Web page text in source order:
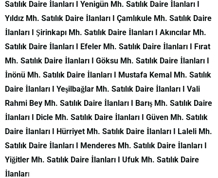
Satılık Daire İlanları I Yenigün Mh. Satılık Daire İlanları I
Yıldız Mh. Satılık Daire İlanları I Çamlıkule Mh. Satılık Daire
İlanları I Şirinkapı Mh. Satılık Daire İlanları I Akıncılar Mh.
Satılık Daire İlanları I Efeler Mh. Satılık Daire İlanları I Fırat
Mh. Satılık Daire İlanları I Göksu Mh. Satılık Daire İlanları I
İnönü Mh. Satılık Daire İlanları I Mustafa Kemal Mh. Satılık
Daire İlanları I Yeşilbağlar Mh. Satılık Daire İlanları I Vali
Rahmi Bey Mh. Satılık Daire İlanları I Barış Mh. Satılık Daire
İlanları I Dicle Mh. Satılık Daire İlanları I Güven Mh. Satılık
Daire İlanları I Hürriyet Mh. Satılık Daire İlanları I Laleli Mh.
Satılık Daire İlanları I Menderes Mh. Satılık Daire İlanları I
Yiğitler Mh. Satılık Daire İlanları I Ufuk Mh. Satılık Daire
İlanları